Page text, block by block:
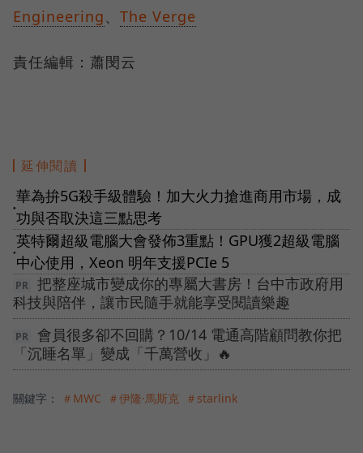
Engineering、 The Verge
責任編輯：蕭閔云
延伸閱讀
●
華為拚5G殺手級體驗！加大火力搶進商用市場，成
功與否取決這三點思考
●
英特爾超級電腦大會發佈3重點！GPU獲2超級電腦
中心使用，Xeon 明年支援PCIe 5
把整座城市變成你的專屬大書房！台中市政府用
科技與陪伴，讓市民隨手就能享受閱讀樂趣
會員很多卻不回購？10/14 電通高階顧問教你把
「沉睡名單」變成「千萬營收」🔥
關鍵字： ＃MWC ＃伊隆·馬斯克 ＃starlink